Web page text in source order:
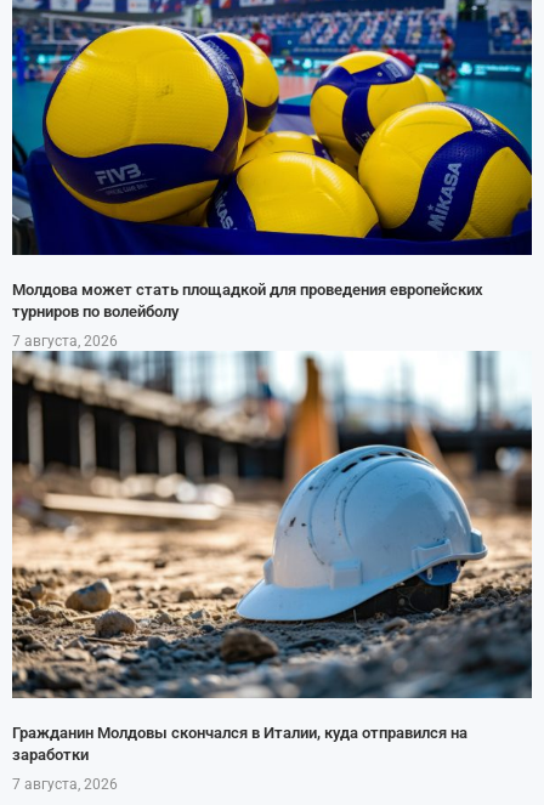
Молдова может стать площадкой для проведения европейских
турниров по волейболу
7 августа, 2026
Гражданин Молдовы скончался в Италии, куда отправился на
заработки
7 августа, 2026